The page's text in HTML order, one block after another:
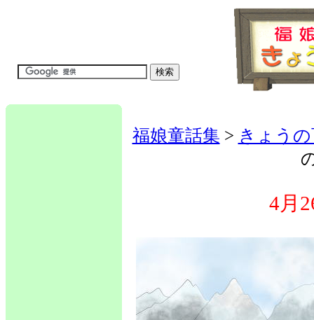
福娘童話集 > きょう
4月